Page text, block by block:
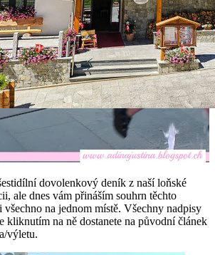
dovolenkový deník z naší loňské
ale dnes vám přináším souhrn těchto
všechno na jednom místě. Všechny nadpisy
kliknutím na ně dostanete na původní článek
výletu.